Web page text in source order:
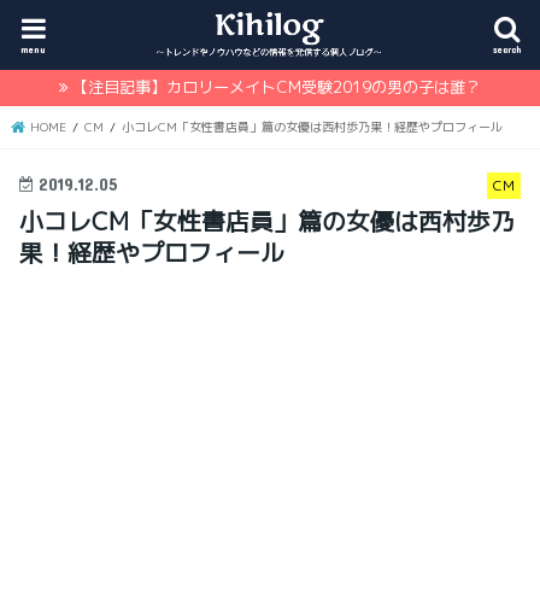
search
menu
【注目記事】カロリーメイトCM受験2019の男の子は誰？
HOME CM 小コレCM「女性書店員」篇の女優は西村歩乃果！経歴やプロフィール
CM
2019.12.05
小コレCM「女性書店員」篇の女優は西村歩乃
果！経歴やプロフィール